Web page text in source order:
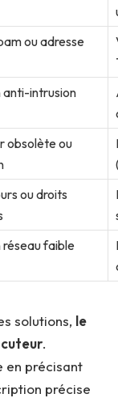
ou adresse
intrusion
obsolète ou
ou droits
réseau faible
solutions, le
.
en précisant
précise